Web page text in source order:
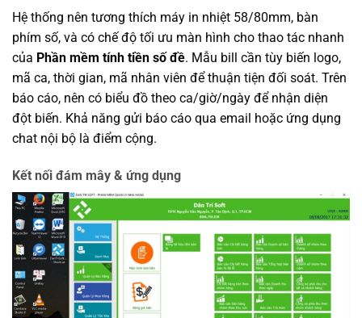
Hệ thống nên tương thích máy in nhiệt 58/80mm, bàn
phím số, và có chế độ tối ưu màn hình cho thao tác nhanh
của Phần mềm tính tiền số đề. Mẫu bill cần tùy biến logo,
mã ca, thời gian, mã nhân viên để thuận tiện đối soát. Trên
báo cáo, nên có biểu đồ theo ca/giờ/ngày để nhận diện
đột biến. Khả năng gửi báo cáo qua email hoặc ứng dụng
chat nội bộ là điểm cộng.
Kết nối đám mây & ứng dụng